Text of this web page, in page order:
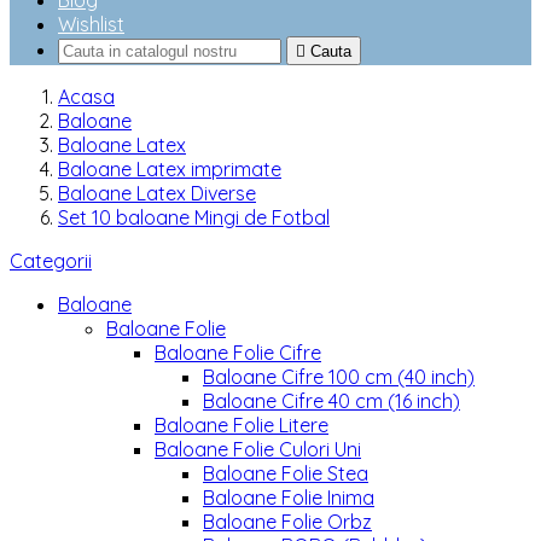
Wishlist
 Cauta
Acasa
Baloane
Baloane Latex
Baloane Latex imprimate
Baloane Latex Diverse
Set 10 baloane Mingi de Fotbal
Categorii
Baloane
Baloane Folie
Baloane Folie Cifre
Baloane Cifre 100 cm (40 inch)
Baloane Cifre 40 cm (16 inch)
Baloane Folie Litere
Baloane Folie Culori Uni
Baloane Folie Stea
Baloane Folie Inima
Baloane Folie Orbz